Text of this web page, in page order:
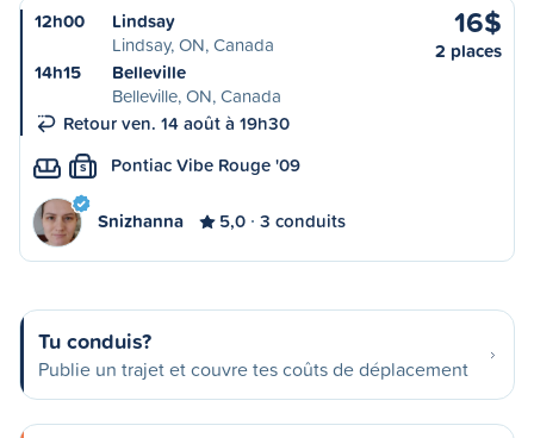
12h00
Lindsay
Lindsay, ON, Canada
14h15
Belleville
Belleville, ON, Canada
Retour ven. 14 août à 19h30
16$
2 places
S Pontiac Vibe Rouge '09
Snizhanna 5,0 3 conduits
Tu conduis?
Publie un trajet et couvre tes coûts de déplacement